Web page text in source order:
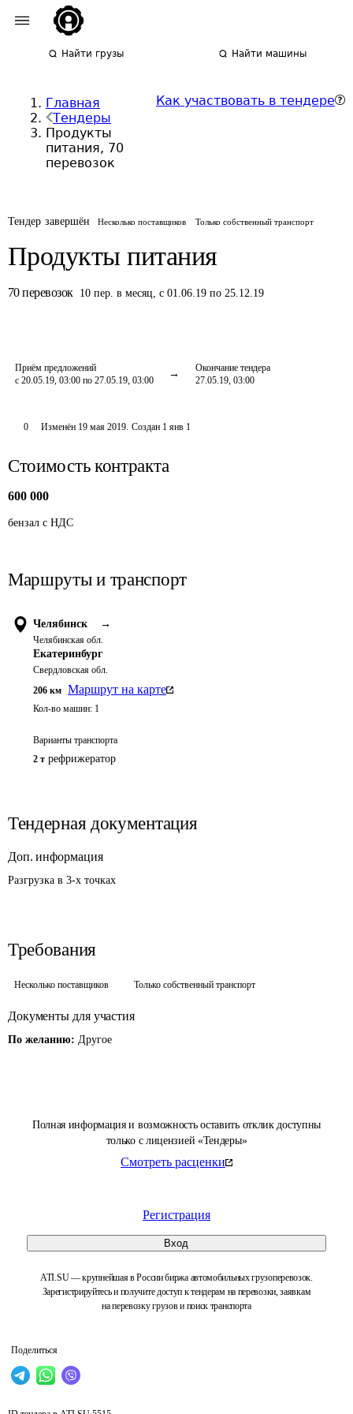
Найти грузы Найти машины
Главная
Тендеры
Продукты
питания, 70
перевозок
Как участвовать в тендере
Тендер завершён Несколько поставщиков Только собственный транспорт
Продукты питания
70 перевозок 10 пер. в месяц, с 01.06.19 по 25.12.19
Приём предложений
с 20.05.19, 03:00 по 27.05.19, 03:00
Окончание тендера
27.05.19, 03:00
Полная информация и возможность оставить отклик доступны
только с лицензией «Тендеры»
Смотреть расценки
Регистрация
Вход
ATI.SU — крупнейшая в России биржа автомобильных грузоперевозок.
Зарегистрируйтесь и получите доступ к тендерам на перевозки, заявкам
на перевозку грузов и поиск транспорта
Поделиться
0 Изменён 19 мая 2019. Создан 1 янв 1
Стоимость контракта
600 000
бензал с НДС
Маршруты и транспорт
Челябинск →
Челябинская обл.
Екатеринбург
Свердловская обл.
206 км Маршрут на карте
Кол-во машин: 1
Варианты транспорта
2 т рефрижератор
Тендерная документация
Доп. информация
Разгрузка в 3-х точках
Требования
Несколько поставщиков Только собственный транспорт
Документы для участия
По желанию: Другое